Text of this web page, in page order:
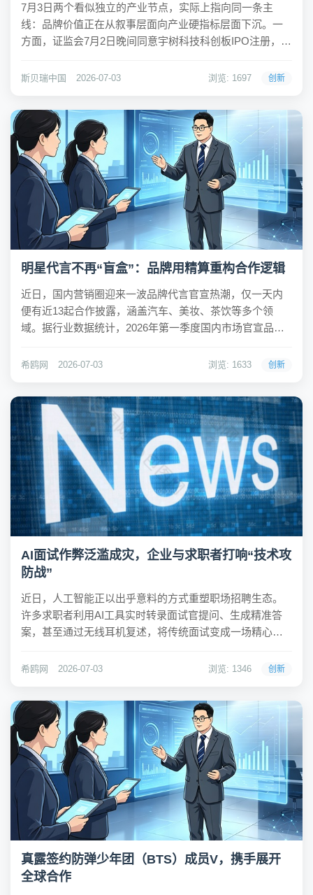
7月3日两个看似独立的产业节点，实际上指向同一条主
线：品牌价值正在从叙事层面向产业硬指标层面下沉。一
方面，证监会7月2日晚间同意宇树科技科创板IPO注册，A
注册生效仅用104天，刷新科创板审核速度纪录；另一方
斯贝瑞中国 2026-07-03 浏览: 1697 创新
明星代言不再“盲盒”：品牌用精算重构合作逻辑
近日，国内营销圈迎来一波品牌代言官宣热潮，仅一天内
便有近13起合作披露，涵盖汽车、美妆、茶饮等多个领
域。据行业数据统计，2026年第一季度国内市场官宣品牌
在AI、降本增效和价格内卷成为行业热词的当下，品牌却
希鸥网 2026-07-03 浏览: 1633 创新
AI面试作弊泛滥成灾，企业与求职者打响“技术攻
防战”
近日，人工智能正以出乎意料的方式重塑职场招聘生态。
许多求职者利用AI工具实时转录面试官提问、生成精准答
案，甚至通过无线耳机复述，将传统面试变成一场精心设
至搭建了一套完整的AI求职系统，成功筛选数百个岗位并
希鸥网 2026-07-03 浏览: 1346 创新
真露签约防弹少年团（BTS）成员V，携手展开
全球合作